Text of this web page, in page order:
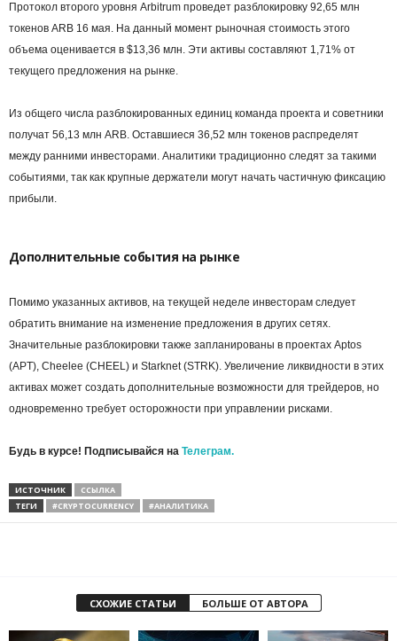
Протокол второго уровня Arbitrum проведет разблокировку 92,65 млн
токенов ARB 16 мая. На данный момент рыночная стоимость этого
объема оценивается в $13,36 млн. Эти активы составляют 1,71% от
текущего предложения на рынке.
Из общего числа разблокированных единиц команда проекта и советники
получат 56,13 млн ARB. Оставшиеся 36,52 млн токенов распределят
между ранними инвесторами. Аналитики традиционно следят за такими
событиями, так как крупные держатели могут начать частичную фиксацию
прибыли.
Дополнительные события на рынке
Помимо указанных активов, на текущей неделе инвесторам следует
обратить внимание на изменение предложения в других сетях.
Значительные разблокировки также запланированы в проектах Aptos
(APT), Cheelee (CHEEL) и Starknet (STRK). Увеличение ликвидности в этих
активах может создать дополнительные возможности для трейдеров, но
одновременно требует осторожности при управлении рисками.
Будь в курсе! Подписывайся на Телеграм.
ИСТОЧНИК
ССЫЛКА
ТЕГИ
#CRYPTOCURRENCY #АНАЛИТИКА
СХОЖИЕ СТАТЬИ БОЛЬШЕ ОТ АВТОРА